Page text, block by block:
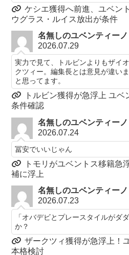
ケシエ獲得へ前進、ユベン
ウグラス・ルイス放出が条件
名無しのユベンティーノ
2026.07.29
実力で見て、トルビンよりもザイ
クツィー。編集長とは意見が違い
と思ってます。
トルビン獲得が急浮上 ユ
条件確認
名無しのユベンティーノ
2026.07.24
冨安でいいじゃん
トモリがユベントス移籍急
補に浮上
名無しのユベンティーノ
2026.07.23
「オバデビとプレースタイルがダ
か？
ザークツィ獲得が急浮上！
本格検討